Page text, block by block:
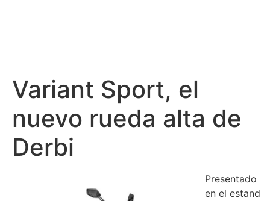
Variant Sport, el
nuevo rueda alta de
Derbi
Presentado
en el estand